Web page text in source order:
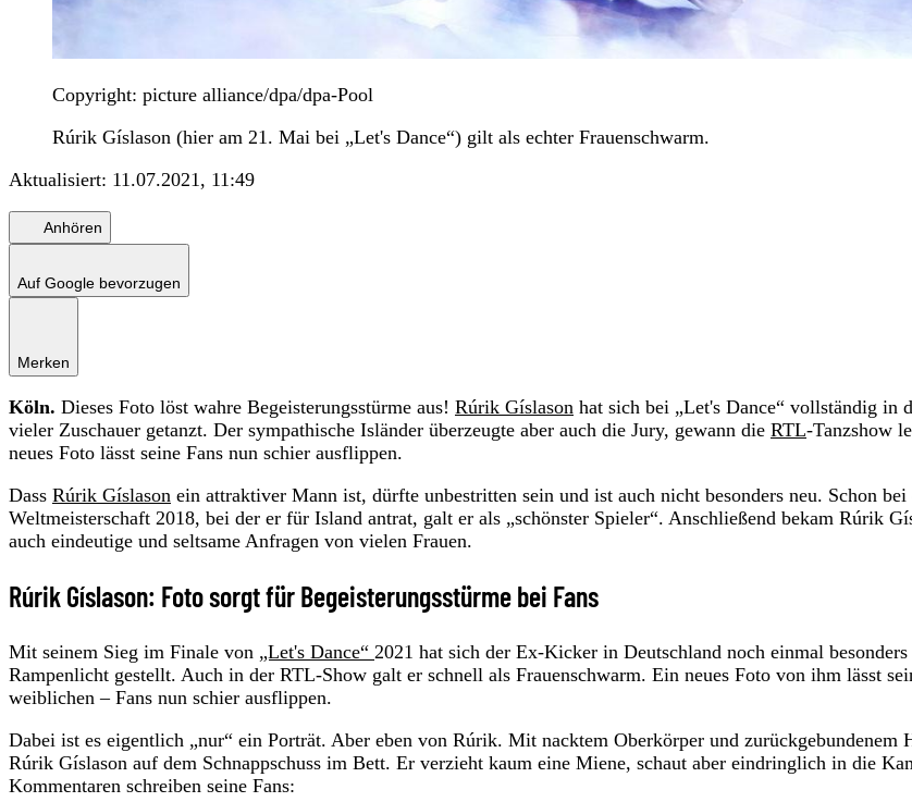
Copyright: picture alliance/dpa/dpa-Pool
Rúrik Gíslason (hier am 21. Mai bei „Let's Dance“) gilt als echter Frauenschwarm.
Aktualisiert: 11.07.2021, 11:49
Anhören
Auf Google bevorzugen
Merken
Köln. Dieses Foto löst wahre Begeisterungsstürme aus! Rúrik Gíslason hat sich bei „Let's Dance“ vollständig in
vieler Zuschauer getanzt. Der sympathische Isländer überzeugte aber auch die Jury, gewann die RTL-Tanzshow
neues Foto lässt seine Fans nun schier ausflippen.
Dass Rúrik Gíslason ein attraktiver Mann ist, dürfte unbestritten sein und ist auch nicht besonders neu. Schon
Weltmeisterschaft 2018, bei der er für Island antrat, galt er als „schönster Spieler“. Anschließend bekam Rúrik
auch eindeutige und seltsame Anfragen von vielen Frauen.
Rúrik Gíslason: Foto sorgt für Begeisterungsstürme bei Fans
Mit seinem Sieg im Finale von „Let's Dance“ 2021 hat sich der Ex-Kicker in Deutschland noch einmal
Rampenlicht gestellt. Auch in der RTL-Show galt er schnell als Frauenschwarm. Ein neues Foto von ihm lässt
weiblichen – Fans nun schier ausflippen.
Dabei ist es eigentlich „nur“ ein Porträt. Aber eben von Rúrik. Mit nacktem Oberkörper und zurückgebundenem
Rúrik Gíslason auf dem Schnappschuss im Bett. Er verzieht kaum eine Miene, schaut aber eindringlich in die
Kommentaren schreiben seine Fans: